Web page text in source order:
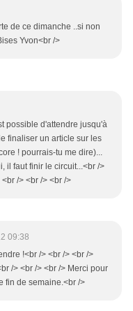
de ce dimanche ..si non
Yvon<br />
possible d'attendre jusqu'à
finaliser un article sur les
! pourrais-tu me dire)...
il faut finir le circuit...<br />
/> <br /> <br />
09:38
!<br /> <br /> <br />
/> <br /> <br /> Merci pour
fin de semaine.<br />